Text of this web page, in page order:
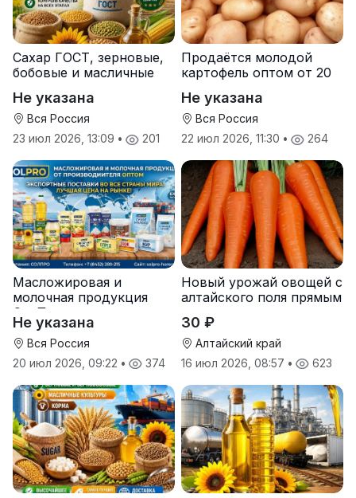
Сахар ГОСТ, зерновые,
бобовые и масличные
Не указана
Вся Россия
23 июл 2026, 13:09 • 201
Продаётся молодой
картофель оптом от 20
Не указана
Вся Россия
22 июл 2026, 11:30 • 264
Масложировая и
молочная продукция
СолПро — экспортные
поставки
Не указана
Вся Россия
20 июл 2026, 09:22 • 374
Новый урожай овощей с
алтайского поля прямым
30 ₽
Алтайский край
16 июл 2026, 08:57 • 623